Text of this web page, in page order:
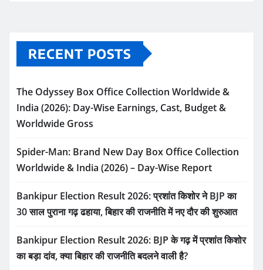
RECENT POSTS
The Odyssey Box Office Collection Worldwide &
India (2026): Day-Wise Earnings, Cast, Budget &
Worldwide Gross
Spider-Man: Brand New Day Box Office Collection
Worldwide & India (2026) – Day-Wise Report
Bankipur Election Result 2026: प्रशांत किशोर ने BJP का
30 साल पुराना गढ़ ढहाया, बिहार की राजनीति में नए दौर की शुरुआत
Bankipur Election Result 2026: BJP के गढ़ में प्रशांत किशोर
का बड़ा दांव, क्या बिहार की राजनीति बदलने वाली है?